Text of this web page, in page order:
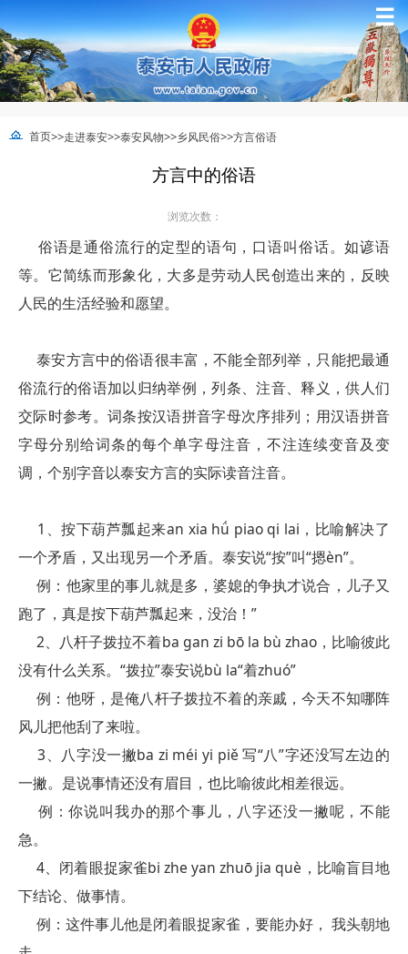
☰
首页>>走进泰安>>泰安风物>>乡风民俗>>方言俗语
方言中的俗语
浏览次数：
俗语是通俗流行的定型的语句，口语叫俗话。如谚语
等。它简练而形象化，大多是劳动人民创造出来的，反映
人民的生活经验和愿望。
泰安方言中的俗语很丰富，不能全部列举，只能把最通
俗流行的俗语加以归纳举例，列条、注音、释义，供人们
交际时参考。词条按汉语拼音字母次序排列；用汉语拼音
字母分别给词条的每个单字母注音，不注连续变音及变
调，个别字音以泰安方言的实际读音注音。
1、按下葫芦瓢起来an xia hǘ piao qi lai，比喻解决了
一个矛盾，又出现另一个矛盾。泰安说“按”叫“摁èn”。
例：他家里的事儿就是多，婆媳的争执才说合，儿子又
跑了，真是按下葫芦瓢起来，没治！”
2、八杆子拨拉不着ba gan zi bō la bù zhao，比喻彼此
没有什么关系。“拨拉”泰安说bù la“着zhuó”
例：他呀，是俺八杆子拨拉不着的亲戚，今天不知哪阵
风儿把他刮了来啦。
3、八字没一撇ba zi méi yi piě 写“八”字还没写左边的
一撇。是说事情还没有眉目，也比喻彼此相差很远。
例：你说叫我办的那个事儿，八字还没一撇呢，不能
急。
4、闭着眼捉家雀bi zhe yan zhuō jia què，比喻盲目地
下结论、做事情。
例：这件事儿他是闭着眼捉家雀，要能办好， 我头朝地